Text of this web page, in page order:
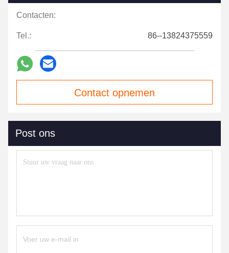
Contacten:
Tel.: 86--13824375559
Contact opnemen
Post ons